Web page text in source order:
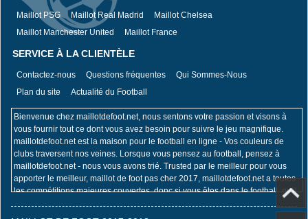
Maillot PSG Maillot Real Madrid
Maillot Chelsea
Maillot Manchester United
Maillot France
SERVICE À LA CLIENTÈLE
Contactez-nous Questions fréquentes
Qui Sommes-Nous
Plan du site
Actualité du Football
Bienvenue chez maillotdefoot.net, nous sentons votre passion et visons à
vous fournir tout ce dont vous avez besoin pour suivre le jeu magnifique.
maillotdefoot.net est la maison pour le football en ligne - Vos couleurs de
clubs traversent nos veines. Lorsque vous pensez au football, pensez à
maillotdefoot.net - nous vous avons trié. Trusted par le meilleur pour vous
apporter le meilleur, maillot de foot pas cher 2017, maillotdefoot.net a toutes
les compétitions majeures couvertes, donc si vous êtes dans le football, qu'il